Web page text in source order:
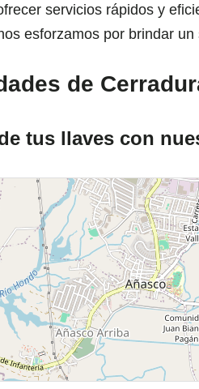
servicios rápidos y
esforzamos por brindar
de
tus llaves con